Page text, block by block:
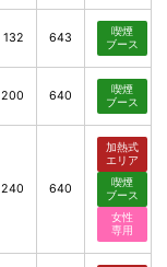
132 643
喫煙
ブース
200 640
喫煙
ブース
240 640
加熱式
エリア
喫煙
ブース
女性
専用